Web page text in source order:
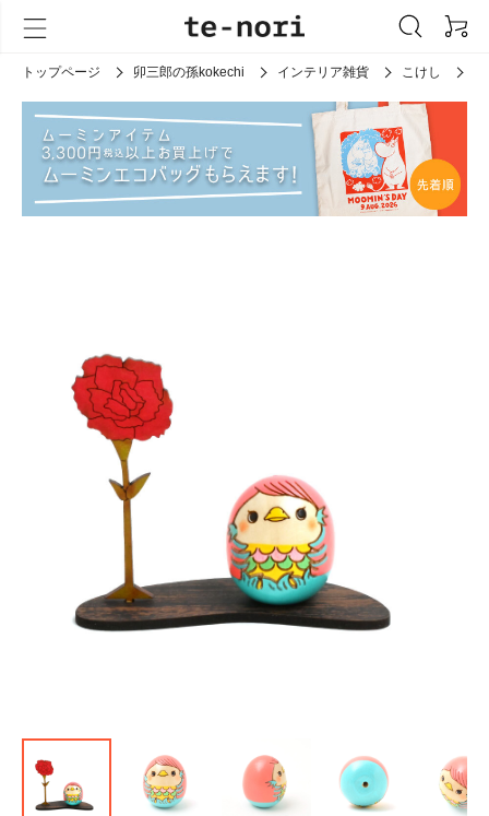
トップページ 卯三郎の孫kokechi インテリア雑貨 こけし